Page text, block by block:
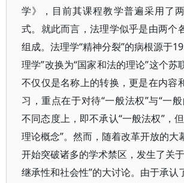
学》，目前其课程教学普遍采用了
式。就此而言，法理学似乎是由两个
组成。法理学“精神分裂”的病根源于
理学”改换为“国家和法的理论”这个苏
不仅仅是名称上的转换，更是在内容
习，重点在于对待“一般法权”与“一
不同态度上，即不承认“一般法权”，
理论概念”。然而，随着改革开放的大
开始突破诸多的学术禁区，发生了关于
继承性和社会性”的大讨论。由于承认